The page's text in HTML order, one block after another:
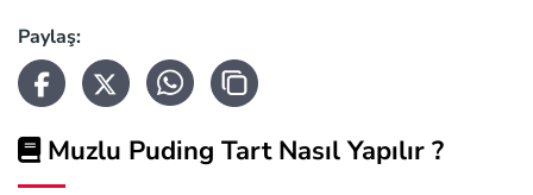
Paylaş:
Muzlu Puding Tart Nasıl Yapılır ?